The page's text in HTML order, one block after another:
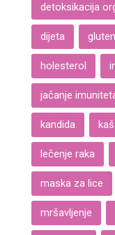
detoksikacija
dijeta gluten
holesterol
jačanje
kandida
lečenje raka
maska za lice
mršavljenje